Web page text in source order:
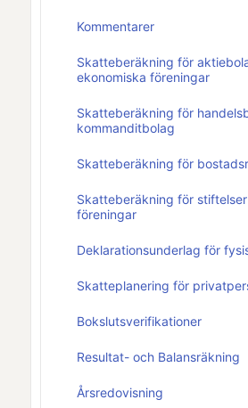
Kommentarer
Skatteberäkning för
ekonomiska föreningar
Skatteberäkning för
kommanditbolag
Skatteberäkning för
Skatteberäkning för
föreningar
Deklarationsunderlag för
Skatteplanering för
Bokslutsverifikationer
Resultat- och Balansräkning
Årsredovisning